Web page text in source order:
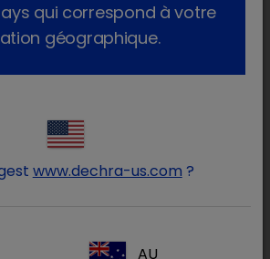
vous à votre
qui correspond à votre
géographique.
www.dechra-us.com ?
AU